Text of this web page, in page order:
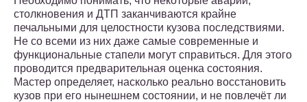
столкновения и ДТП заканчиваются крайне
печальными для целостности кузова последствиями.
Не со всеми из них даже самые современные и
функциональные стапели могут справиться. Для этого
проводится предварительная оценка состояния.
Мастер определяет, насколько реально восстановить
кузов при его нынешнем состоянии, и не повлечёт ли